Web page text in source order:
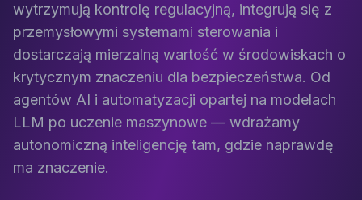
wytrzymują kontrolę regulacyjną, integrują się z
przemysłowymi systemami sterowania i
dostarczają mierzalną wartość w środowiskach o
krytycznym znaczeniu dla bezpieczeństwa. Od
agentów AI i automatyzacji opartej na modelach
LLM po uczenie maszynowe — wdrażamy
autonomiczną inteligencję tam, gdzie naprawdę
ma znaczenie.